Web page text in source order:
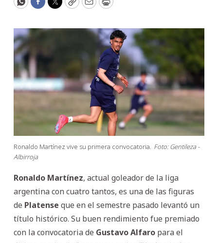
WhatsApp
Facebook
Twitter
CopyEmailPrint
Ronaldo Martínez vive su primera convocatoria. Foto: Gentileza -
Albirroja
Ronaldo Martínez, actual goleador de la liga
argentina con cuatro tantos, es una de las figuras
de Platense que en el semestre pasado levantó un
título histórico. Su buen rendimiento fue premiado
con la convocatoria de Gustavo Alfaro para el